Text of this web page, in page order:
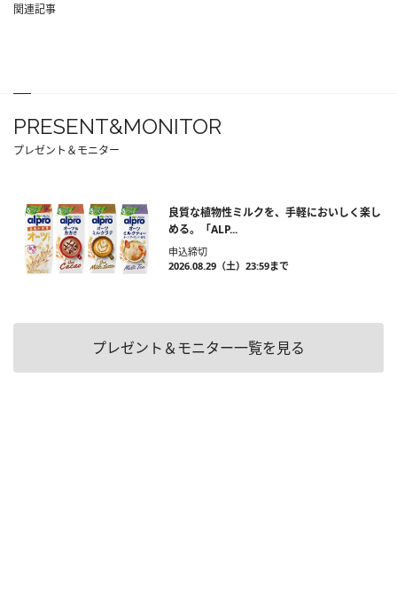
関連記事
PRESENT&MONITOR
プレゼント＆モニター
良質な植物性ミルクを、手軽においしく楽し
める。「ALP...
申込締切
2026.08.29（土）23:59まで
プレゼント＆モニター一覧を見る